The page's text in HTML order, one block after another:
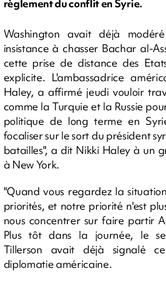
règlement du conflit en Syrie.
Washington avait déjà
insistance à chasser Bachar al-
cette prise de distance des
explicite. L'ambassadrice
Haley, a affirmé jeudi vouloir
comme la Turquie et la Russie
politique de long terme en
focaliser sur le sort du président
batailles", a dit Nikki Haley à un
à New York.
"Quand vous regardez la
priorités, et notre priorité n'est
nous concentrer sur faire partir
Plus tôt dans la journée, le
Tillerson avait déjà signalé
diplomatie américaine.